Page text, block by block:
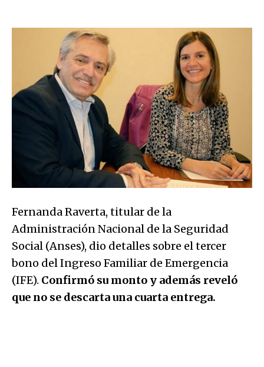
Fernanda Raverta, titular de la
Administración Nacional de la Seguridad
Social (Anses), dio detalles sobre el tercer
bono del Ingreso Familiar de Emergencia
(IFE). Confirmó su monto y además reveló
que no se descarta una cuarta entrega.